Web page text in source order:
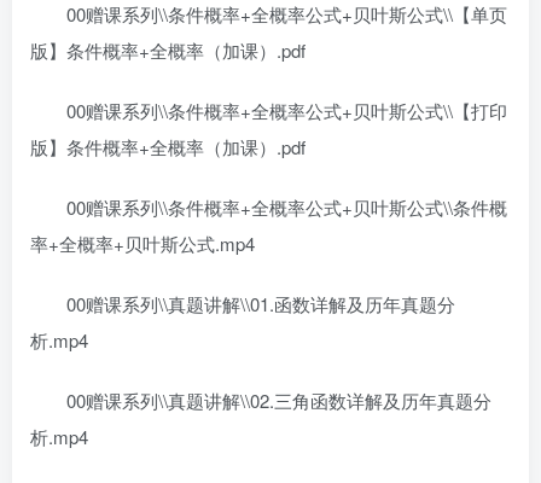
00赠课系列\\条件概率+全概率公式+贝叶斯公式\\【单页
版】条件概率+全概率（加课）.pdf
00赠课系列\\条件概率+全概率公式+贝叶斯公式\\【打印
版】条件概率+全概率（加课）.pdf
00赠课系列\\条件概率+全概率公式+贝叶斯公式\\条件概
率+全概率+贝叶斯公式.mp4
00赠课系列\\真题讲解\\01.函数详解及历年真题分
析.mp4
00赠课系列\\真题讲解\\02.三角函数详解及历年真题分
析.mp4